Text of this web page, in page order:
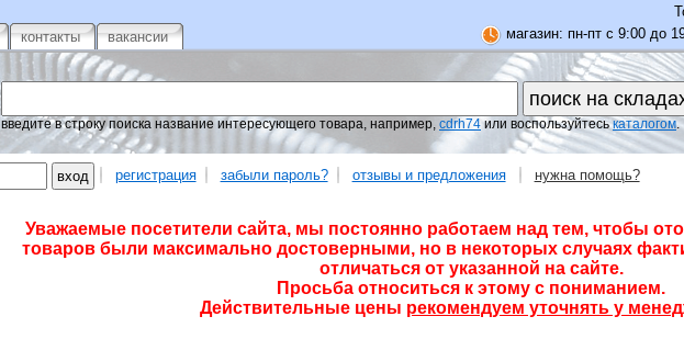
контакты вакансии
магазин: пн-пт с 9:00 до
введите в строку поиска название интересующего товара, например, cdrh74или воспользуйтеськаталогом.
регистрация забыли пароль? отзывы и предложения нужна помощь?
Уважаемые посетители сайта, мы постоянно работаем над тем, чтобы
товаров были максимально достоверными, но в некоторых случаях
отличаться от указанной на сайте.
Просьба относиться к этому с пониманием.
Действительные цены рекомендуем уточнять у